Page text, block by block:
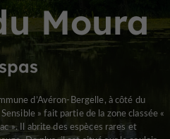
Moura
d’Avéron-Bergelle, à côté du
» fait partie de la zone classée «
». Il abrite des espèces rares et